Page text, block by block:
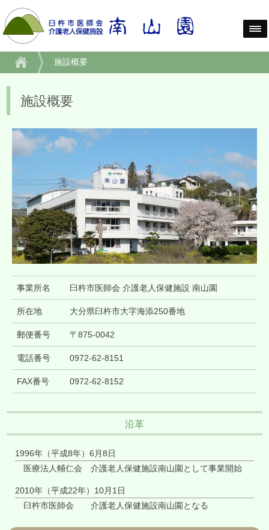
施設概要
施設概要
事業所名 臼杵市医師会 介護老人保健施設 南山園
所在地 大分県臼杵市大字海添250番地
郵便番号 〒875-0042
電話番号 0972-62-8151
FAX番号 0972-62-8152
沿革
1996年（平成8年）6月8日
医療法人輔仁会 介護老人保健施設南山園として事業開始
2010年（平成22年）10月1日
臼杵市医師会 介護老人保健施設南山園となる